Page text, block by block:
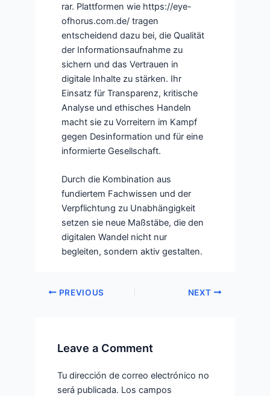
rar. Plattformen wie https://eye-
ofhorus.com.de/ tragen
entscheidend dazu bei, die Qualität
der Informationsaufnahme zu
sichern und das Vertrauen in
digitale Inhalte zu stärken. Ihr
Einsatz für Transparenz, kritische
Analyse und ethisches Handeln
macht sie zu Vorreitern im Kampf
gegen Desinformation und für eine
informierte Gesellschaft.
Durch die Kombination aus
fundiertem Fachwissen und der
Verpflichtung zu Unabhängigkeit
setzen sie neue Maßstäbe, die den
digitalen Wandel nicht nur
begleiten, sondern aktiv gestalten.
PREVIOUS NEXT
Leave a Comment
Tu dirección de correo electrónico no
será publicada. Los campos